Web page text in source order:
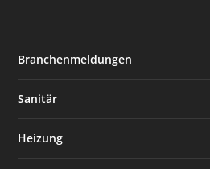
Branchenmeldungen
Sanitär
Heizung